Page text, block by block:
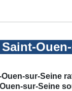
sur-Seine
sur-Seine